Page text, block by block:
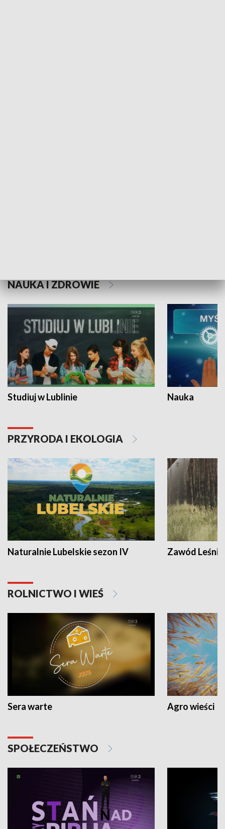
NAUKA I ZDROWIE
Studiuj w Lublinie Nauka
PRZYRODA I EKOLOGIA
Naturalnie Lubelskie sezon IV Zawód Leśnik
ROLNICTWO I WIEŚ
Sera warte Agro wieści
SPOŁECZEŃSTWO